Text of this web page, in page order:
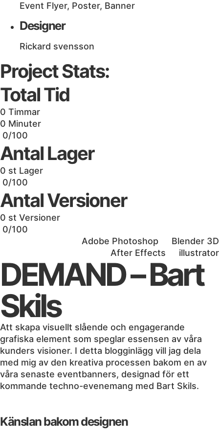
Event Flyer, Poster, Banner
Designer
Rickard svensson
Project Stats:
Total Tid
0 Timmar
0 Minuter
0/100
Antal Lager
0 st Lager
0/100
Antal Versioner
0 st Versioner
0/100
Adobe Photoshop
Blender 3D
After Effects
illustrator
DEMAND – Bart
Skils
Att skapa visuellt slående och engagerande
grafiska element som speglar essensen av våra
kunders visioner. I detta blogginlägg vill jag dela
med mig av den kreativa processen bakom en av
våra senaste eventbanners, designad för ett
kommande techno-evenemang med Bart Skils.
Känslan bakom designen